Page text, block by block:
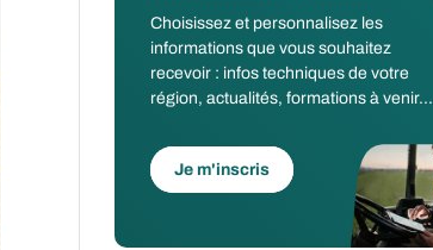
Choisissez et personnalisez les
informations que vous souhaitez
recevoir : infos techniques de votre
région, actualités, formations à venir...
Je m'inscris